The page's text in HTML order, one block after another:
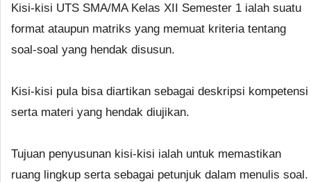
Kisi-kisi UTS SMA/MA Kelas XII Semester 1 ialah suatu
format ataupun matriks yang memuat kriteria tentang
soal-soal yang hendak disusun.
Kisi-kisi pula bisa diartikan sebagai deskripsi kompetensi
serta materi yang hendak diujikan.
Tujuan penyusunan kisi-kisi ialah untuk memastikan
ruang lingkup serta sebagai petunjuk dalam menulis soal.